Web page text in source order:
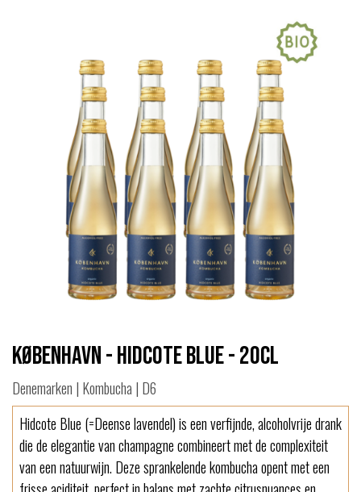
København - Hidcote Blue - 20cl
Denemarken | Kombucha | D6
Hidcote Blue (=Deense lavendel) is een verfijnde, alcoholvrije drank
die de elegantie van champagne combineert met de complexiteit
van een natuurwijn. Deze sprankelende kombucha opent met een